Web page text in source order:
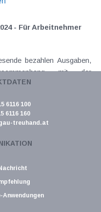
- Für Arbeitnehmer
bezahlen Ausgaben,
mit der
müssen noch vor dem
handelt es sich dabei um...
und Kirchenbeitrag
6116 100
6116 160
treuhand.at
Anwendungen